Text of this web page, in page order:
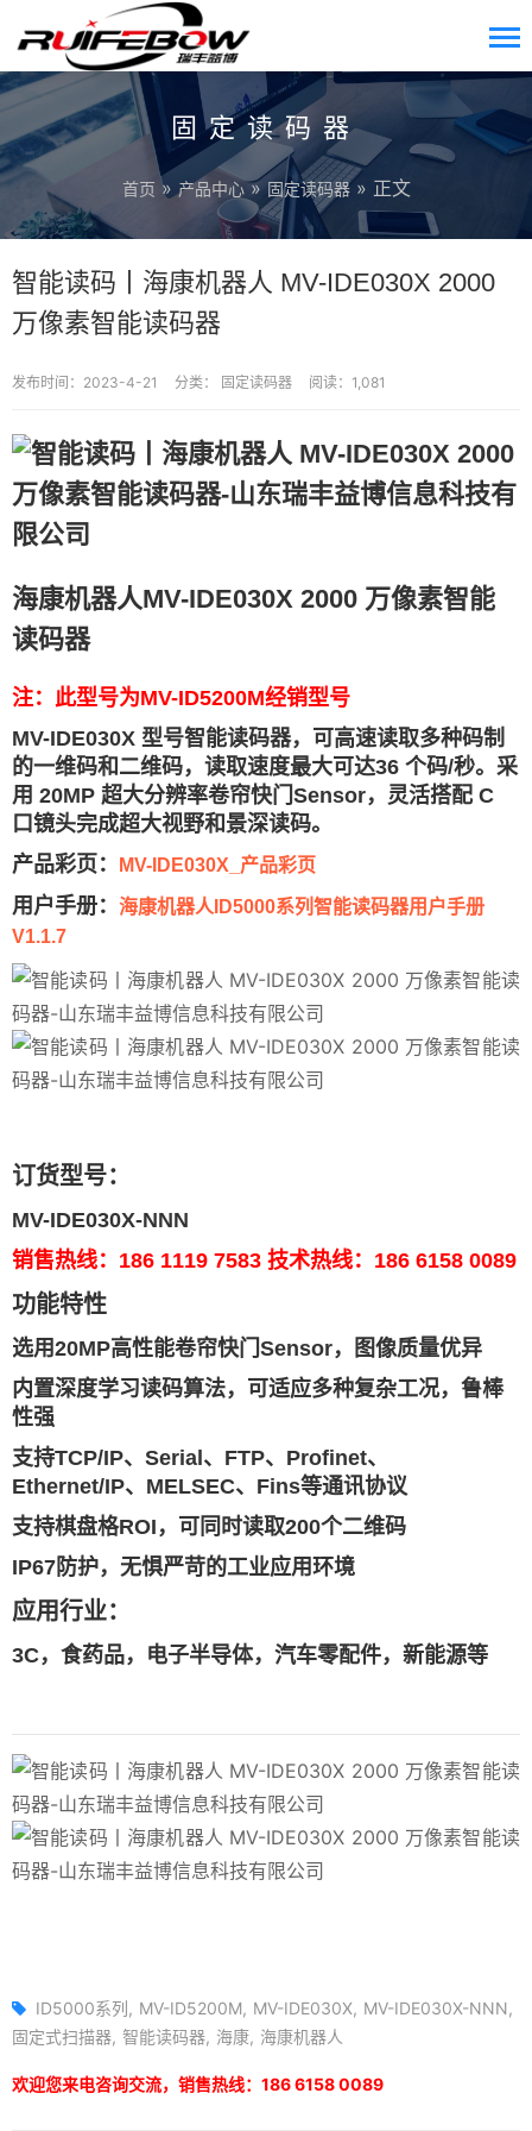
固定读码器
首页 »产品中心» 固定读码器» 正文
智能读码丨海康机器人 MV-IDE030X 2000
万像素智能读码器
发布时间：2023-4-21 分类： 固定读码器 阅读：1,081
海康机器人MV-IDE030X 2000 万像素智能
读码器
注：此型号为MV-ID5200M经销型号
MV-IDE030X 型号智能读码器，可高速读取多种码制
的一维码和二维码，读取速度最大可达36 个码/秒。采
用 20MP 超大分辨率卷帘快门Sensor，灵活搭配 C
口镜头完成超大视野和景深读码。
产品彩页 ： MV-IDE030X_产品彩页
用户手册： 海康机器人ID5000系列智能读码器用户手册
V1.1.7
订货型号：
MV-IDE030X-NNN
销售热线：186 1119 7583 技术热线：186 6158 0089
功能特性
选用20MP高性能卷帘快门Sensor，图像质量优异
内置深度学习读码算法，可适应多种复杂工况，鲁棒
性强
支持TCP/IP、Serial、FTP、Profinet、
Ethernet/IP、MELSEC、Fins等通讯协议
支持棋盘格ROI，可同时读取200个二维码
IP67防护，无惧严苛的工业应用环境
应用行业：
3C，食药品，电子半导体，汽车零配件，新能源等
ID5000系列 MV-ID5200M MV-IDE030X
MV-IDE030X-NNN
固定式扫描器 智能读码器 海康 海康机器人
欢迎您来电咨询交流，销售热线：186 6158 0089